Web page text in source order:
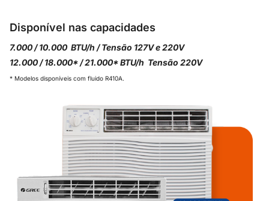
Disponível nas capacidades
7.000 / 10.000 BTU/h /Tensão 127V e 220V
12.000 / 18.000* / 21.000* BTU/h Tensão 220V
* Modelos disponíveis com fluido R410A.